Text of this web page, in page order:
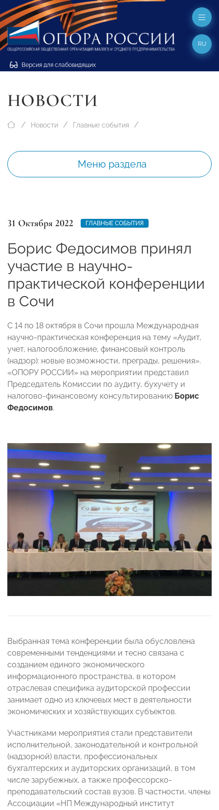
Версия для слабовидящих
RU
НОВОСТИ
Новости Главные события
Меню раздела
31 Октября 2022 ГЛАВНЫЕ СОБЫТИЯ
Борис Федосимов принял
участие в научно-
практической конференции
в Сочи
С 14 по 18 октября в Сочи прошла Международная
научно-практическая конференция на тему «Аудит,
учет, налогообложение, финансовый контроль
(надзор): новые возможности, преграды, решения».
«ОПОРУ РОССИИ» на мероприятии представил
Председатель Комиссии по аудиту, бухучету и
налогово-финансовому консультированию Борис
Федосимов.
Выбранная тема конференции была обусловлена
современными тенденциями и тесно связана с
созданием единого экономического
информационного пространства, в котором
отраслевая специфика аудиторской профессии
занимает одно из ключевых мест в деятельности
экономических и хозяйствующих субъектов.
Участниками мероприятия стали представители
исполнительной, законодательной и контрольной
(надзорной) власти, профессиональных
бухгалтерских и аудиторских организаций, в том
числе зарубежных, а также профессорско-
преподавательский состав вузов. В частности, члены
Ассоциации «НП Международный институт